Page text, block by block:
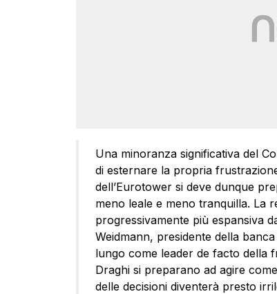
Una minoranza significativa del
di esternare la propria
dell’Eurotower si deve dunque
meno leale e meno tranquilla. La
progressivamente più espansiva
Weidmann, presidente della
lungo come leader de facto della
Draghi si preparano ad agire
delle decisioni diventerà presto